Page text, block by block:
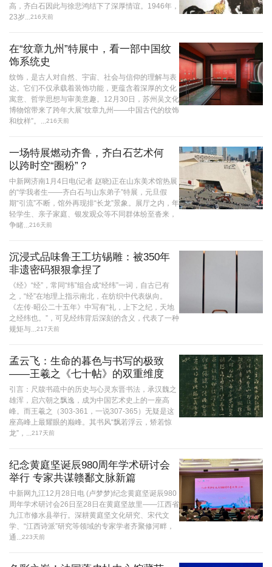
高，齐白石因此与徐悲鸿结下了深厚情谊。1946年，
23岁...
216天前
在“纹章九州”特展中，看一部中国纹
饰系统史
纹饰，是古人对自然、宇宙、社会与信仰的理解与表
达。它们不仅承载着装饰功能，更蕴含着深厚的文化
寓意、哲学思想与审美意趣。12月30日，苏州吴文化
博物馆带来了跨年大展“纹章九州——中国古代的纹饰
和纹样”。...
216天前
一场特展燃动齐鲁，齐白石艺术何
以跨时空“圈粉”？
中新网济南1月4日电(记者 赵晓)正在山东美术馆热展
的“学我者生——齐白石与山东弟子”特展，元旦假
期“引流”不断，馆外再现排“长龙”景象。展厅之内，年
轻学生、亲子家庭、银发观众等不同群体纷至沓来，
争睹...
216天前
沉浸式品味鲁王工坊锡雕：被350年
非遗密码狠狠拿捏了
《经》“经”，常同“纬”组合成“经纬”一词，自古已有
之，“经”在地理上指示南北，在纺织中代表纵向。
《左传·昭公二十五年》中写有“礼，上下之纪，天地
之经纬也。”，可见经纬背后深刻的含义，代表了一种
规矩与...
217天前
孟云飞：生命的暮色与书写的极致
——王羲之《七十帖》的双重维度
引言：尺牍书疏中的历史与心灵东晋书法，承汉魏之
雄浑，启六朝之飘逸，成为中国艺术史上的一座高
峰。而王羲之（303-361，一说307-365）无疑是这
座高峰上最耀眼的巅峰。其书风“飘若浮云，矫若惊
龙”，...
217天前
纪念黄庭坚诞辰980周年学术研讨会
举行 专家共谋赣鄱文脉新篇
中新网九江12月28日电 (卢梦梦)纪念黄庭坚诞辰980
周年学术研讨会26日至28日在黄庭坚故里——江西省
九江市修水县举行。深耕黄庭坚文化研究、宋代文
学、“江西诗派”研究等领域的专家学者齐聚修河畔，
通...
223天前